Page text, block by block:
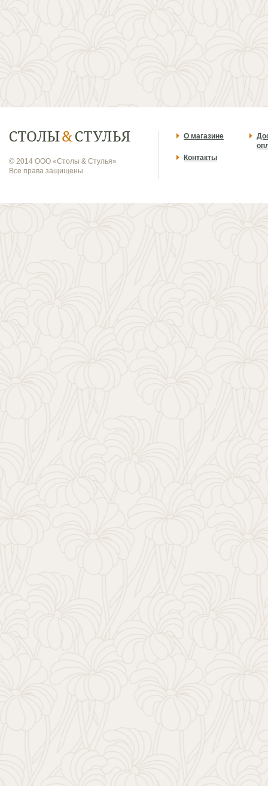
© 2014 ООО «Столы & Стулья»
Все права защищены
О магазине
Контакты